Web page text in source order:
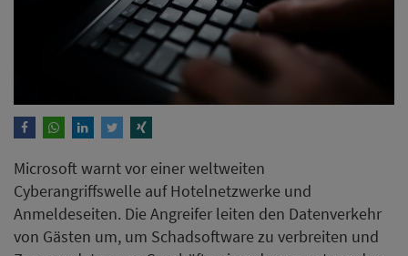
Microsoft warnt vor einer weltweiten
Cyberangriffswelle auf Hotelnetzwerke und
Anmeldeseiten. Die Angreifer leiten den Datenverkehr
von Gästen um, um Schadsoftware zu verbreiten und